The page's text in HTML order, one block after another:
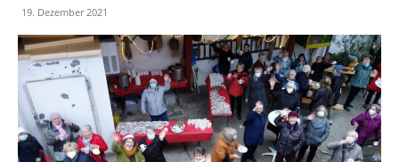
19. Dezember 2021